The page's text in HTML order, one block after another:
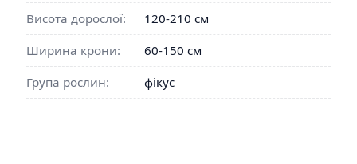
Висота дорослої:
120-210 см
Ширина крони:
60-150 см
Група рослин:
фікус